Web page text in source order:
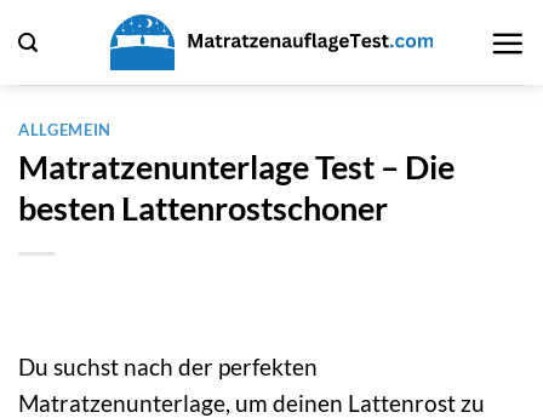
Inhalt
springen
ALLGEMEIN
Matratzenunterlage Test – Die
besten Lattenrostschoner
Du suchst nach der perfekten
Matratzenunterlage, um deinen Lattenrost zu